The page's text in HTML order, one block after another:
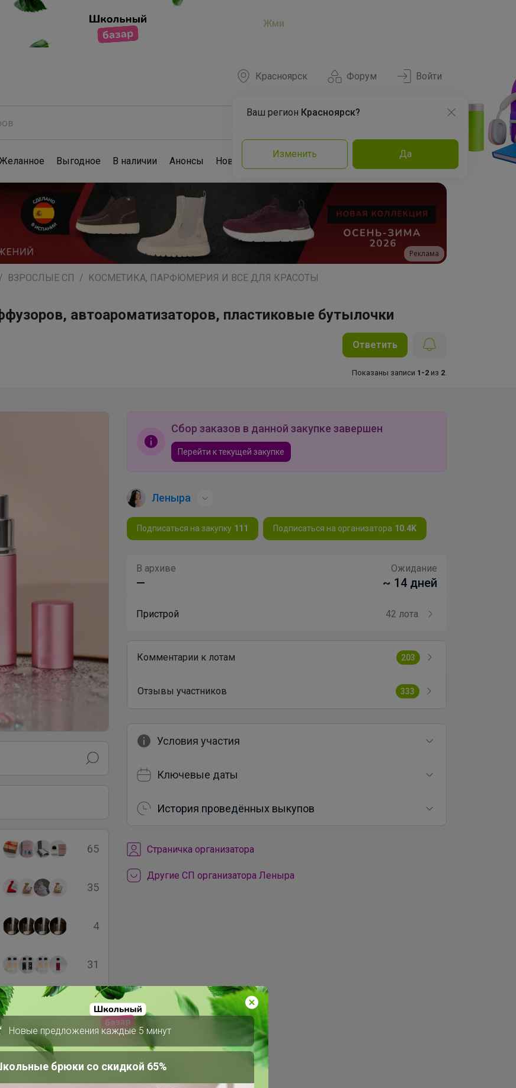
Жми
Форум
Красноярск
Ваш регион Красноярск?
Изменить Да
Войти
Выгодное В наличии Анонсы Новости Команда Эксперты
Реклама
ВЗРОСЛЫЕ СП КОСМЕТИКА, ПАРФЮМЕРИЯ И ВСЕ ДЛЯ КРАСОТЫ
автоароматизаторов, пластиковые бутылочки
Ответить
Показаны записи 1-2 из 2
65
35
4
31
25
Сбор заказов в данной закупке завершен
Перейти к текущей закупке
Леныра
Подписаться на закупку 111 Подписаться на организатора 10.4K
В архиве
—
Ожидание
~ 14 дней
Пристрой 42 лота
Комментарии к лотам 203
Отзывы участников 333
Условия участия
Ключевые даты
История проведённых выкупов
Cтраничка организатора
Другие СП организатора Леныра
Новые предложения каждые 5 минут
брюки со скидкой 65%